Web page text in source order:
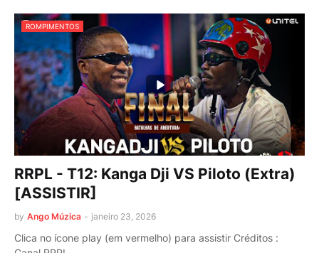
ROMPIMENTOS
RRPL - T12: Kanga Dji VS Piloto (Extra)
[ASSISTIR]
by Ango Múzica - janeiro 23, 2026
Clica no ícone play (em vermelho) para assistir Créditos :